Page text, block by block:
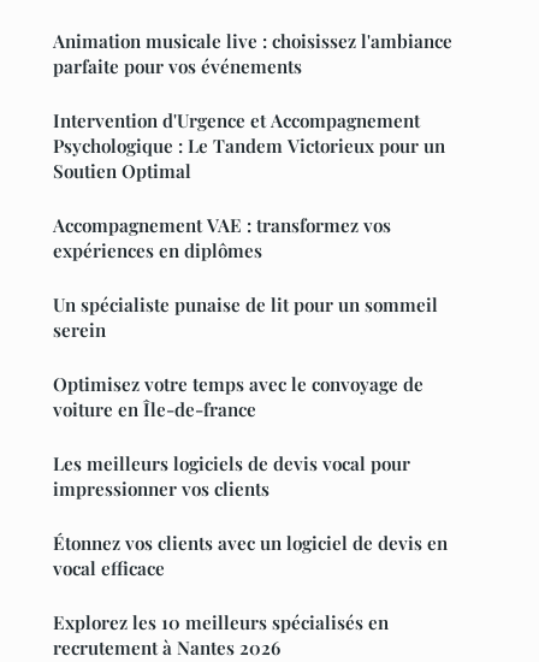
Animation musicale live : choisissez l'ambiance
parfaite pour vos événements
Intervention d'Urgence et Accompagnement
Psychologique : Le Tandem Victorieux pour un
Soutien Optimal
Accompagnement VAE : transformez vos
expériences en diplômes
Un spécialiste punaise de lit pour un sommeil
serein
Optimisez votre temps avec le convoyage de
voiture en Île-de-france
Les meilleurs logiciels de devis vocal pour
impressionner vos clients
Étonnez vos clients avec un logiciel de devis en
vocal efficace
Explorez les 10 meilleurs spécialisés en
recrutement à Nantes 2026